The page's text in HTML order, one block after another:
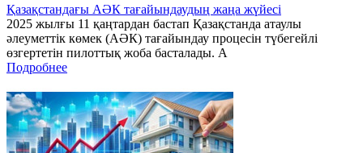
Қазақстандағы АӘК тағайындаудың жаңа жүйесі
2025 жылғы 11 қаңтардан бастап Қазақстанда атаулы
әлеуметтік көмек (АӘК) тағайындау процесін түбегейлі
өзгертетін пилоттық жоба басталады. А
Подробнее